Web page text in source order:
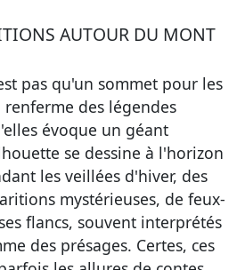
AUTOUR DU MONT
pas qu'un sommet pour les
des légendes
évoque un géant
se dessine à l'horizon
les veillées d'hiver, des
mystérieuses, de feux-
flancs, souvent interprétés
des présages. Certes, ces